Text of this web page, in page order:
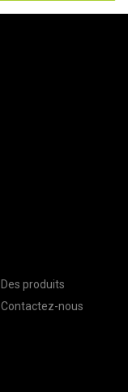
Des produits
Contactez-nous